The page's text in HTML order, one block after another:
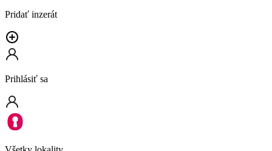
Pridať inzerát
Prihlásiť sa